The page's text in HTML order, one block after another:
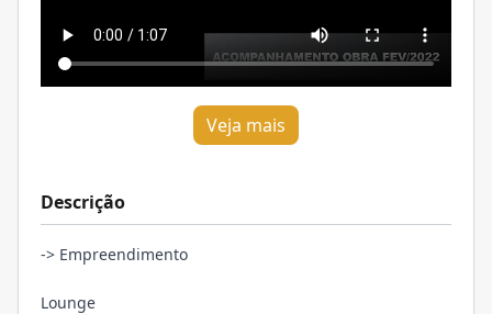
Veja mais
Descrição
-> Empreendimento
Lounge